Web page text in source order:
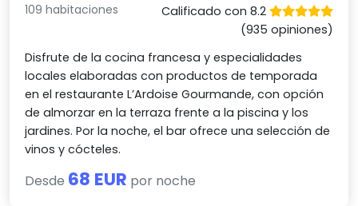
109 habitaciones
Calificado con 8.2
(935 opiniones)
Disfrute de la cocina francesa y especialidades
locales elaboradas con productos de temporada
en el restaurante L’Ardoise Gourmande, con opción
de almorzar en la terraza frente a la piscina y los
jardines. Por la noche, el bar ofrece una selección de
vinos y cócteles.
Desde 68 EUR por noche